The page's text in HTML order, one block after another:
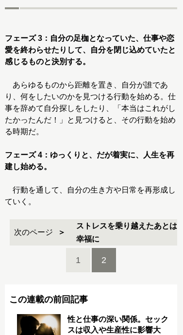
フェーズ 3：自分の足枷となっていた、仕事や恋
愛を終わらせたりして、自分を閉じ込めていたと
感じるものと決別する。
あらゆるものから距離を置き、自分が誰であ
り、何をしたいのかを見つける行動を始める。仕
事を辞めて自分探しをしたり、「本当はこれがし
たかったんだ！」と見つけると、その行動を始め
る時期だ。
フェーズ 4：ゆっくりと、だが着実に、人生を再
建し始める。
行動を通して、自分の生き方や日常を再形成し
ていく。
次のページ
ストレスを乗り越えたあとは
幸福に
1 2
この連載の前回記事
性と仕事の深い関係。セック
スは収入や生産性に影響大